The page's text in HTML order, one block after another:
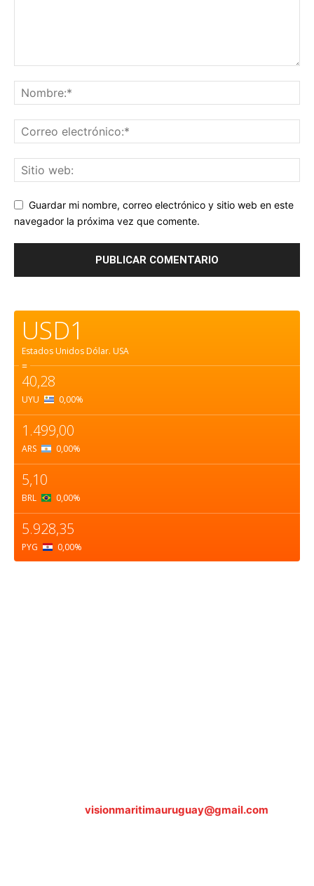
Guardar mi nombre, correo electrónico y sitio web en este
navegador la próxima vez que comente.
USD1
Estados Unidos Dólar. USA
=
40,28
UYU 0,00%
1.499,00
ARS 0,00%
5,10
BRL 0,00%
5.928,35
PYG 0,00%
visionmaritimauruguay@gmail.com